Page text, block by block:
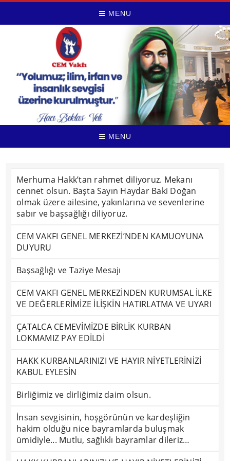
MENU
MENU
Merhuma Hakk’tan rahmet diliyoruz. Mekanı
cennet olsun. Başta Sayın Haydar Baki Doğan
olmak üzere ailesine, yakınlarına ve sevenlerine
sabır ve başsağlığı diliyoruz.
CEM VAKFI GENEL MERKEZİ’NDEN KAMUOYUNA
DUYURU
Başsağlığı ve Taziye Mesajı
CEM VAKFI GENEL MERKEZİNDEN KURUMSAL İLKE
VE DEĞERLERİMİZE İLİŞKİN HATIRLATMA VE UYARI
ÇATALCA CEMEVİMİZDE BİRLİK KURBAN
LOKMAMIZ PAY EDİLDİ
HAKK KURBANLARINIZI VE HAYIR NİYETLERİNİZİ
KABUL EYLESİN
Birliğimiz ve dirliğimiz daim olsun.
İnsan sevgisinin, hoşgörünün ve kardeşliğin
hakim olduğu nice bayramlarda buluşmak
ümidiyle... Mutlu, sağlıklı bayramlar dileriz…